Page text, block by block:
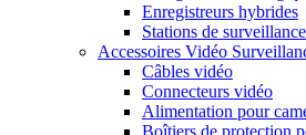
Enregistreurs hybrides
Stations de
Accessoires Vidéo
Câbles vidéo
Connecteurs vidéo
Alimentation pour